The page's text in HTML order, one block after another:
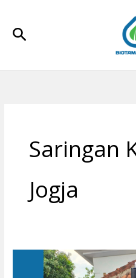
konten
Cari
Saringan
Jogja
Penjernih